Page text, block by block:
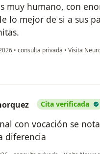
muy humano, con
lo mejor de si a sus
• consulta privada • Visita
Cita verificada
con vocación se
diferencia